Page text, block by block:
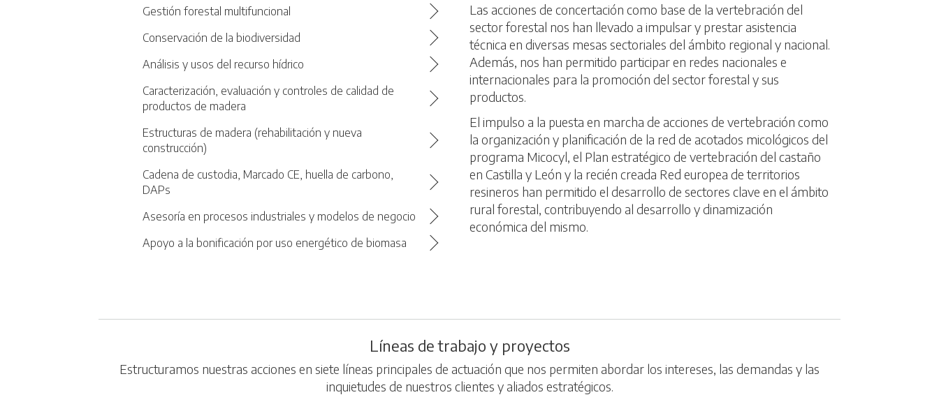
Gestión forestal multifuncional
Conservación de la biodiversidad
Análisis y usos del recurso hídrico
Caracterización, evaluación y controles de calidad de
productos de madera
Estructuras de madera (rehabilitación y nueva
construcción)
Cadena de custodia, Marcado CE, huella de carbono,
DAPs
Asesoría en procesos industriales y modelos de negocio
Apoyo a la bonificación por uso energético de biomasa
Las acciones de concertación como base de la vertebración del
sector forestal nos han llevado a impulsar y prestar asistencia
técnica en diversas mesas sectoriales del ámbito regional y nacional.
Además, nos han permitido participar en redes nacionales e
internacionales para la promoción del sector forestal y sus
productos.
El impulso a la puesta en marcha de acciones de vertebración como
la organización y planificación de la red de acotados micológicos del
programa Micocyl, el Plan estratégico de vertebración del castaño
en Castilla y León y la recién creada Red europea de territorios
resineros han permitido el desarrollo de sectores clave en el ámbito
rural forestal, contribuyendo al desarrollo y dinamización
económica del mismo.
Líneas de trabajo y proyectos
Estructuramos nuestras acciones en siete líneas principales de actuación que nos permiten abordar los intereses, las demandas y las
inquietudes de nuestros clientes y aliados estratégicos.